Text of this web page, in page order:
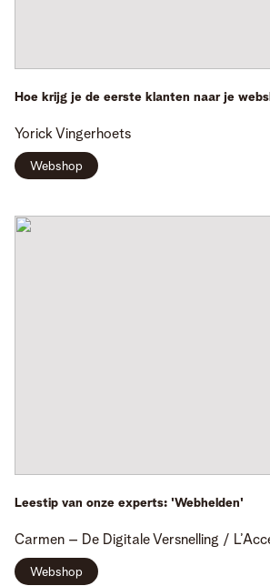
Hoe krijg je de eerste klanten naar je
Yorick Vingerhoets
Webshop
Leestip van onze experts: 'Webhelden'
Carmen – De Digitale Versnelling /
Webshop